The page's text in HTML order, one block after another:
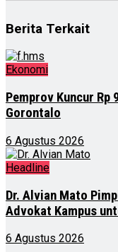
Berita Terkait
Ekonomi
Pemprov Kuncur Rp
Gorontalo
6 Agustus 2026
Headline
Dr. Alvian Mato
Advokat Kampus
6 Agustus 2026